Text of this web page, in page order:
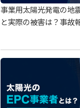
事業用太陽光発電の地
と実際の被害は？事故